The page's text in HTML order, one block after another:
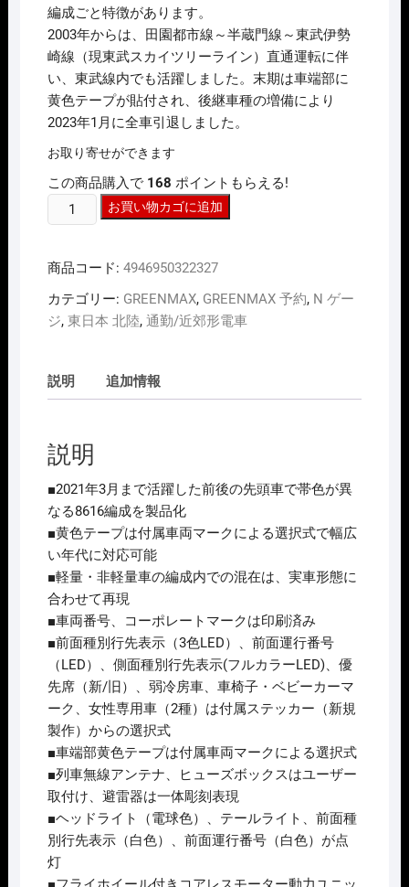
編成ごと特徴があります。
2003年からは、田園都市線～半蔵門線～東武伊勢
崎線（現東武スカイツリーライン）直通運転に伴
い、東武線内でも活躍しました。末期は車端部に
黄色テープが貼付され、後継車種の増備により
2023年1月に全車引退しました。
お取り寄せができます
この商品購入で 168 ポイントもらえる!
ｹﾞ
ｼﾞ
GREENMAX
32232
電
鉄
系
(8616
編
成)
基
本
4
両
編
成
ｯ
ﾄ
(動
力
付
き)
2026
年
10
お買い物カゴに追加
商品コード: 4946950322327
カテゴリー: GREENMAX, GREENMAX 予約, N ゲー
ジ, 東日本 北陸, 通勤/近郊形電車
説明 追加情報
説明
■2021年3月まで活躍した前後の先頭車で帯色が異
なる8616編成を製品化
■黄色テープは付属車両マークによる選択式で幅広
い年代に対応可能
■軽量・非軽量車の編成内での混在は、実車形態に
合わせて再現
■車両番号、コーポレートマークは印刷済み
■前面種別行先表示（3色LED）、前面運行番号
（LED）、側面種別行先表示(フルカラーLED)、優
先席（新/旧）、弱冷房車、車椅子・ベビーカーマ
ーク、女性専用車（2種）は付属ステッカー（新規
製作）からの選択式
■車端部黄色テープは付属車両マークによる選択式
■列車無線アンテナ、ヒューズボックスはユーザー
取付け、避雷器は一体彫刻表現
■ヘッドライト（電球色）、テールライト、前面種
別行先表示（白色）、前面運行番号（白色）が点
灯